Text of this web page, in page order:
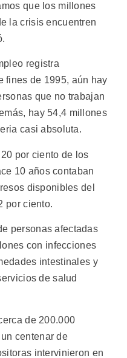
que los millones
la crisis encuentren
registra
fines de 1995, aún hay
que no trabajan
hay 54,4 millones
casi absoluta.
por ciento de los
10 años contaban
disponibles del
por ciento.
personas afectadas
con infecciones
intestinales y
de salud
de 200.000
centenar de
intervinieron en